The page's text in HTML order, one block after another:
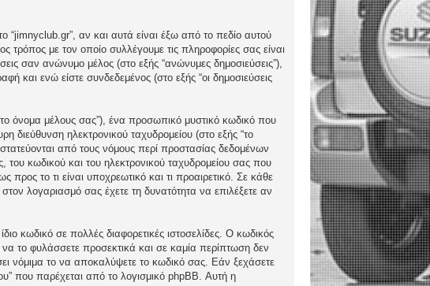
“jimnyclub.gr”, αν και αυτά είναι έξω από το πεδίο αυτού
τρόπος με τον οποίο συλλέγουμε τις πληροφορίες σας είναι
σαν ανώνυμο μέλος (στο εξής “ανώνυμες δημοσιεύσεις”),
και ενώ είστε συνδεδεμένος (στο εξής “οι δημοσιεύσεις
όνομα μέλους σας”), ένα προσωπικό μυστικό κωδικό που
διεύθυνση ηλεκτρονικού ταχυδρομείου (στο εξής “το
από τους νόμους περί προστασίας δεδομένων
κωδικού και του ηλεκτρονικού ταχυδρομείου σας που
το τι είναι υποχρεωτικό και τι προαιρετικό. Σε κάθε
λογαριασμό σας έχετε τη δυνατότητα να επιλέξετε αν
κωδικό σε πολλές διαφορετικές ιστοσελίδες. Ο κωδικός
το φυλάσσετε προσεκτικά και σε καμία περίπτωση δεν
νόμιμα το να αποκαλύψετε το κωδικό σας. Εάν ξεχάσετε
που παρέχεται από το λογισμικό phpBB. Αυτή η